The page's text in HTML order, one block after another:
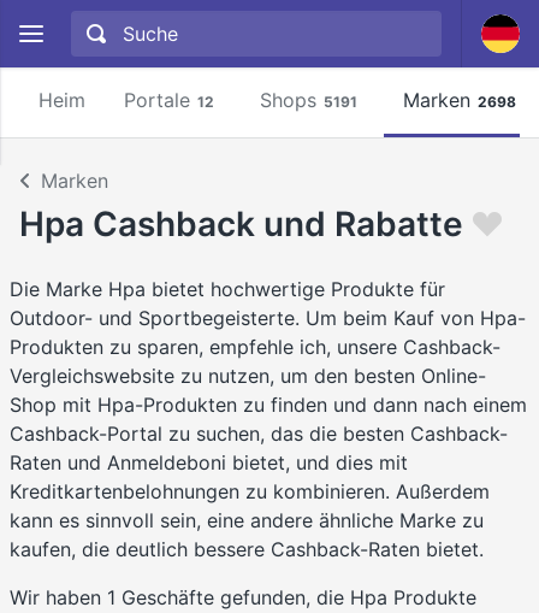
Heim Portale 12 Shops 5191 Marken 2698
Marken
Hpa Cashback und Rabatte
Die Marke Hpa bietet hochwertige Produkte für
Outdoor- und Sportbegeisterte. Um beim Kauf von Hpa-
Produkten zu sparen, empfehle ich, unsere Cashback-
Vergleichswebsite zu nutzen, um den besten Online-
Shop mit Hpa-Produkten zu finden und dann nach einem
Cashback-Portal zu suchen, das die besten Cashback-
Raten und Anmeldeboni bietet, und dies mit
Kreditkartenbelohnungen zu kombinieren. Außerdem
kann es sinnvoll sein, eine andere ähnliche Marke zu
kaufen, die deutlich bessere Cashback-Raten bietet.
Wir haben 1 Geschäfte gefunden, die Hpa Produkte